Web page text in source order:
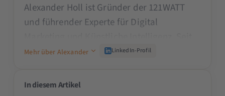
Alexander Holl ist Gründer der 121WATT
und führender Experte für Digital
den 90er Jahren prägt er die Branche und
TÜV, ADAC oder Mercedes Benz. Als Dozent
Mehr über Alexander LinkedIn-Profil
In diesem Artikel